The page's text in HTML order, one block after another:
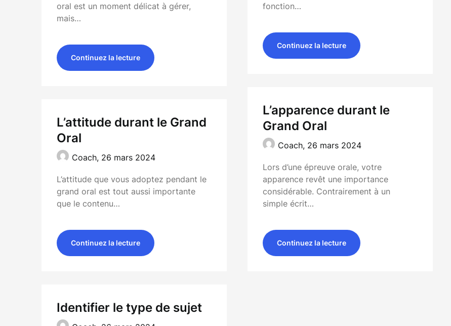
oral est un moment délicat à gérer,
mais…
Continuez la lecture
L’attitude durant le Grand
Oral
Coach, 26 mars 2024
L’attitude que vous adoptez pendant le
grand oral est tout aussi importante
que le contenu…
Continuez la lecture
Identifier le type de sujet
fonction…
Continuez la lecture
L’apparence durant le
Grand Oral
Coach, 26 mars 2024
Lors d’une épreuve orale, votre
apparence revêt une importance
considérable. Contrairement à un
simple écrit…
Continuez la lecture